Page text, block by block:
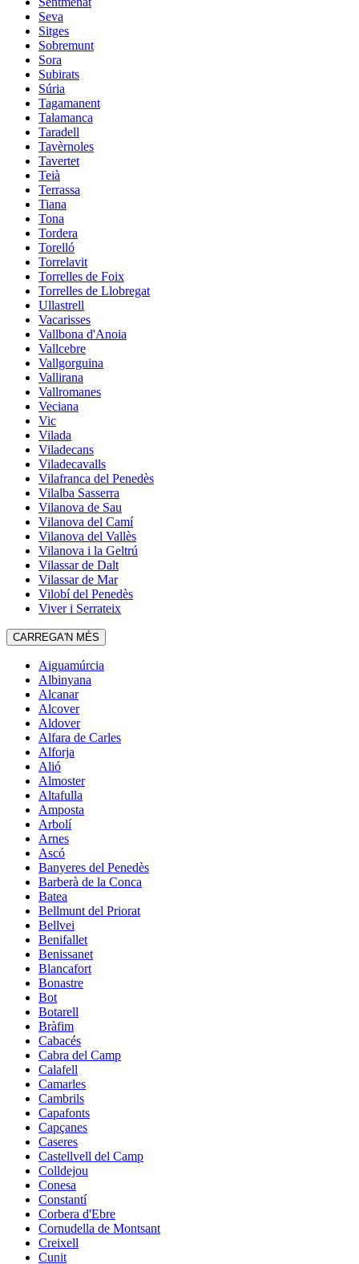
Seva
Sitges
Sobremunt
Sora
Subirats
Súria
Tagamanent
Talamanca
Taradell
Tavèrnoles
Tavertet
Teià
Terrassa
Tiana
Tona
Tordera
Torelló
Torrelavit
Torrelles de Foix
Torrelles de Llobregat
Ullastrell
Vacarisses
Vallbona d'Anoia
Vallcebre
Vallgorguina
Vallirana
Vallromanes
Veciana
Vic
Vilada
Viladecans
Viladecavalls
Vilafranca del Penedès
Vilalba Sasserra
Vilanova de Sau
Vilanova del Camí
Vilanova del Vallès
Vilanova i la Geltrú
Vilassar de Dalt
Vilassar de Mar
Vilobí del Penedès
Viver i Serrateix
CARREGA'N MÉS
Aiguamúrcia
Albinyana
Alcanar
Alcover
Aldover
Alfara de Carles
Alforja
Alió
Almoster
Altafulla
Amposta
Arbolí
Arnes
Ascó
Banyeres del Penedès
Barberà de la Conca
Batea
Bellmunt del Priorat
Bellvei
Benifallet
Benissanet
Blancafort
Bonastre
Bot
Botarell
Bràfim
Cabacés
Cabra del Camp
Calafell
Camarles
Cambrils
Capafonts
Capçanes
Caseres
Castellvell del Camp
Colldejou
Conesa
Constantí
Corbera d'Ebre
Cornudella de Montsant
Creixell
Cunit